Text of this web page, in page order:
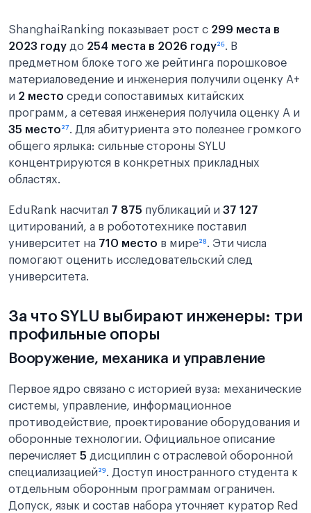
ShanghaiRanking показывает рост с 299 места в
2023 году до 254 места в 2026 году²⁶. В
предметном блоке того же рейтинга порошковое
материаловедение и инженерия получили оценку A+
и 2 место среди сопоставимых китайских
программ, а сетевая инженерия получила оценку A и
35 место²⁷. Для абитуриента это полезнее громкого
общего ярлыка: сильные стороны SYLU
концентрируются в конкретных прикладных
областях.
EduRank насчитал 7 875 публикаций и 37 127
цитирований, а в робототехнике поставил
университет на 710 место в мире²⁸. Эти числа
помогают оценить исследовательский след
университета.
За что SYLU выбирают инженеры: три
профильные опоры
Вооружение, механика и управление
Первое ядро связано с историей вуза: механические
системы, управление, информационное
противодействие, проектирование оборудования и
оборонные технологии. Официальное описание
перечисляет 5 дисциплин с отраслевой оборонной
специализацией²⁹. Доступ иностранного студента к
отдельным оборонным программам ограничен.
Допуск, язык и состав набора уточняет куратор Red